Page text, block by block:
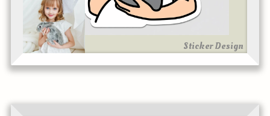
Sticker Design